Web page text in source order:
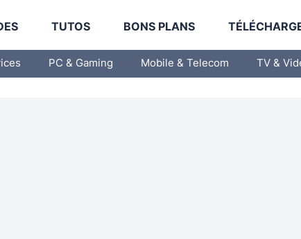
TUTOS BONS PLANS
PC & Gaming Mobile & Telecom TV &